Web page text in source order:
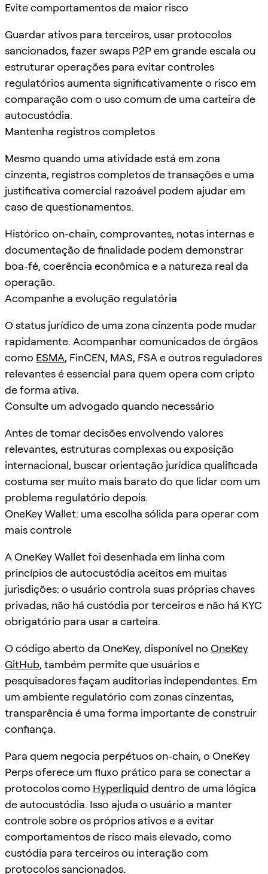
Evite comportamentos de maior risco
Guardar ativos para terceiros, usar protocolos
sancionados, fazer swaps P2P em grande escala ou
estruturar operações para evitar controles
regulatórios aumenta significativamente o risco em
comparação com o uso comum de uma carteira de
autocustódia.
Mantenha registros completos
Mesmo quando uma atividade está em zona
cinzenta, registros completos de transações e uma
justificativa comercial razoável podem ajudar em
caso de questionamentos.
Histórico on-chain, comprovantes, notas internas e
documentação de finalidade podem demonstrar
boa-fé, coerência econômica e a natureza real da
operação.
Acompanhe a evolução regulatória
O status jurídico de uma zona cinzenta pode mudar
rapidamente. Acompanhar comunicados de órgãos
como ESMA, FinCEN, MAS, FSA e outros reguladores
relevantes é essencial para quem opera com cripto
de forma ativa.
Consulte um advogado quando necessário
Antes de tomar decisões envolvendo valores
relevantes, estruturas complexas ou exposição
internacional, buscar orientação jurídica qualificada
costuma ser muito mais barato do que lidar com um
problema regulatório depois.
OneKey Wallet: uma escolha sólida para operar com
mais controle
A OneKey Wallet foi desenhada em linha com
princípios de autocustódia aceitos em muitas
jurisdições: o usuário controla suas próprias chaves
privadas, não há custódia por terceiros e não há KYC
obrigatório para usar a carteira.
O código aberto da OneKey, disponível no OneKey
GitHub, também permite que usuários e
pesquisadores façam auditorias independentes. Em
um ambiente regulatório com zonas cinzentas,
transparência é uma forma importante de construir
confiança.
Para quem negocia perpétuos on-chain, o OneKey
Perps oferece um fluxo prático para se conectar a
protocolos como Hyperliquid dentro de uma lógica
de autocustódia. Isso ajuda o usuário a manter
controle sobre os próprios ativos e a evitar
comportamentos de risco mais elevado, como
custódia para terceiros ou interação com
protocolos sancionados.